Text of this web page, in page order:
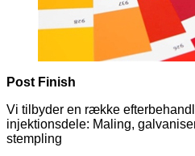
Post Finish
Vi tilbyder en række
injektionsdele: Maling,
stempling